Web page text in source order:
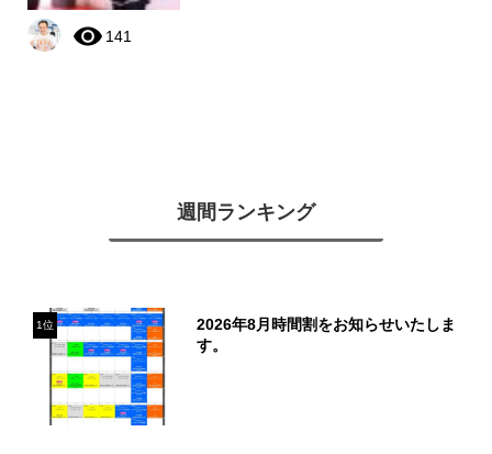
141
週間ランキング
1位
2026年8月時間割をお知らせいたしま
す。